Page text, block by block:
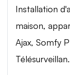
Installation
maison,
Ajax, Somfy